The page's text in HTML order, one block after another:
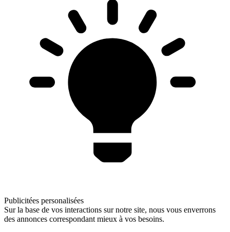
Publicitées personalisées
Sur la base de vos interactions sur notre site, nous vous enverrons
des annonces correspondant mieux à vos besoins.